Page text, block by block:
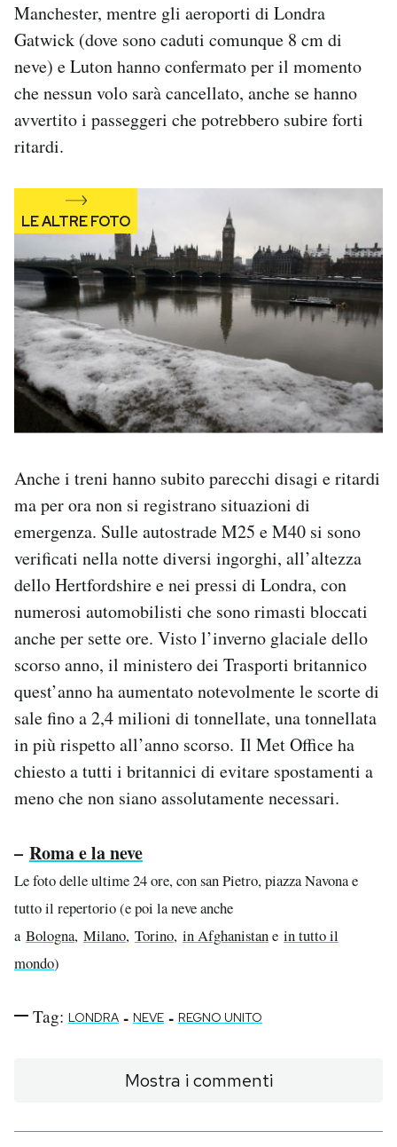
Hai bisogno di aiuto?
Esci
Manchester, mentre gli aeroporti di Londra
Gatwick (dove sono caduti comunque 8 cm di
neve) e Luton hanno confermato per il momento
che nessun volo sarà cancellato, anche se hanno
avvertito i passeggeri che potrebbero subire forti
ritardi.
Anche i treni hanno subito parecchi disagi e ritardi
ma per ora non si registrano situazioni di
emergenza. Sulle autostrade M25 e M40 si sono
verificati nella notte diversi ingorghi, all’altezza
dello Hertfordshire e nei pressi di Londra, con
numerosi automobilisti che sono rimasti bloccati
anche per sette ore. Visto l’inverno glaciale dello
scorso anno, il ministero dei Trasporti britannico
quest’anno ha aumentato notevolmente le scorte di
sale fino a 2,4 milioni di tonnellate, una tonnellata
in più rispetto all’anno scorso. Il Met Office ha
chiesto a tutti i britannici di evitare spostamenti a
meno che non siano assolutamente necessari.
– Roma e la neve
Le foto delle ultime 24 ore, con san Pietro, piazza Navona e
tutto il repertorio (e poi la neve anche
a Bologna, Milano, Torino, in Afghanistan e in tutto il
mondo)
Tag: LONDRA - NEVE - REGNO UNITO
Mostra i commenti